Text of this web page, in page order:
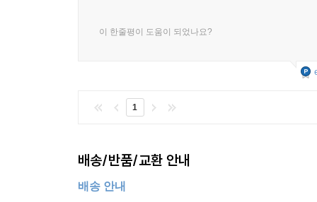
이 한줄평이 도움이 되었나요?
1
배송/반품/교환 안내
배송 안내